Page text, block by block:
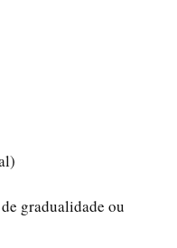
gradualidade ou